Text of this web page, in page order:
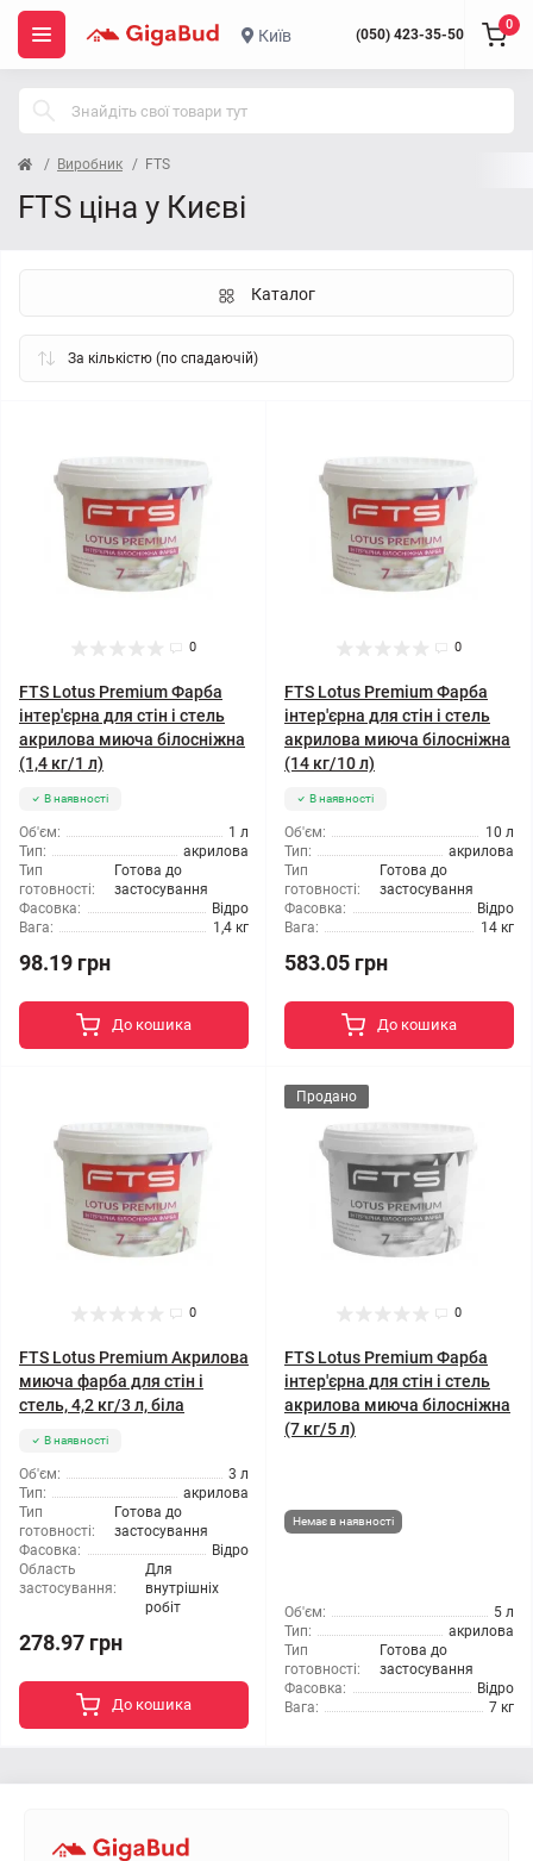
Київ (050) 423-35-50
0
Виробник FTS
FTS ціна у Києві
Каталог
0
FTS Lotus Premium Фарба
інтер'єрна для стін і стель
акрилова миюча білосніжна
(1,4 кг/1 л)
В наявності
Об'єм:
1 л
Тип:
акрилова
Тип
готовності:
Готова до
застосування
Фасовка:
Відро
Вага:
1,4 кг
98.19 грн
До кошика
0
FTS Lotus Premium Фарба
інтер'єрна для стін і стель
акрилова миюча білосніжна
(14 кг/10 л)
В наявності
Об'єм:
10 л
Тип:
акрилова
Тип
готовності:
Готова до
застосування
Фасовка:
Відро
Вага:
14 кг
583.05 грн
До кошика
0
FTS Lotus Premium Акрилова
миюча фарба для стін і
стель, 4,2 кг/3 л, біла
В наявності
Об'єм:
3 л
Тип:
акрилова
Тип
готовності:
Готова до
застосування
Фасовка:
Відро
Область
застосування:
Для
внутрішніх
робіт
278.97 грн
До кошика
Продано
0
FTS Lotus Premium Фарба
інтер'єрна для стін і стель
акрилова миюча білосніжна
(7 кг/5 л)
Немає в наявності
Об'єм:
5 л
Тип:
акрилова
Тип
готовності:
Готова до
застосування
Фасовка:
Відро
Вага:
7 кг